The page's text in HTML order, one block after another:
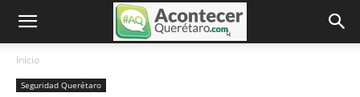
Inicio
Seguridad Querétaro